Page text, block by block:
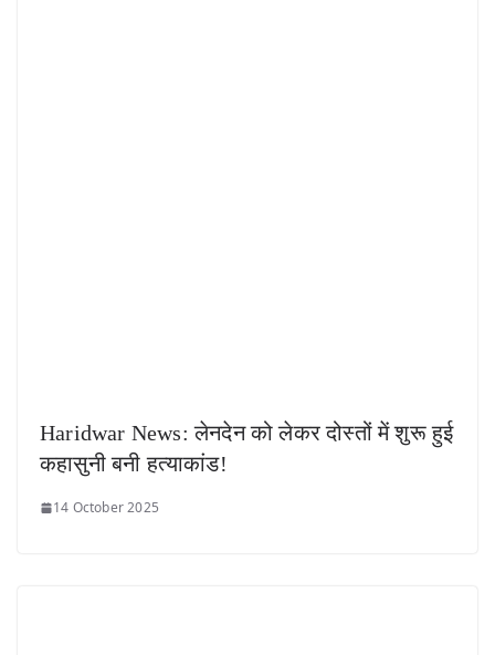
Haridwar News: लेनदेन को लेकर दोस्तों में शुरू हुई
कहासुनी बनी हत्याकांड!
14 October 2025